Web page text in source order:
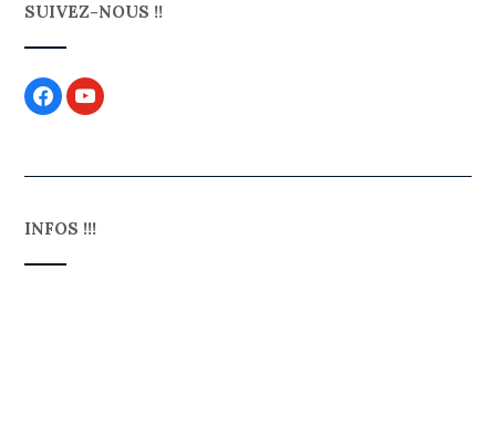
SUIVEZ-NOUS !!
INFOS !!!